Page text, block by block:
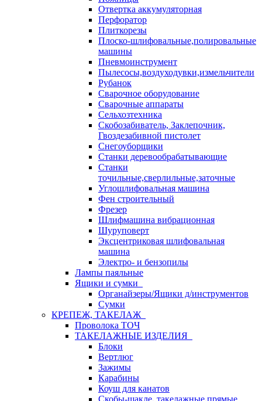
Отвертка аккумуляторная
Перфоратор
Плиткорезы
Плоско-шлифовальные,полировальные
машины
Пневмоинструмент
Пылесосы,воздуходувки,измельчители
Рубанок
Сварочное оборудование
Сварочные аппараты
Сельхозтехника
Скобозабиватель, Заклепочник,
Гвоздезабивной пистолет
Снегоуборщики
Станки деревообрабатывающие
Станки
точильные,сверлильные,заточные
Углошлифовальная машина
Фен строительный
Фрезер
Шлифмашина вибрационная
Шуруповерт
Эксцентриковая шлифовальная
машина
Электро- и бензопилы
Лампы паяльные
Ящики и сумки
Органайзеры/Ящики д/инструментов
Сумки
КРЕПЕЖ, ТАКЕЛАЖ
Проволока ТОЧ
ТАКЕЛАЖНЫЕ ИЗДЕЛИЯ
Блоки
Вертлюг
Зажимы
Карабины
Коуш для канатов
Скобы-шакле, такелажные,прямые